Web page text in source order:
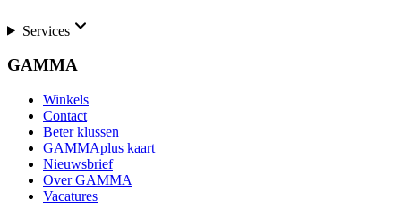
Services
GAMMA
Winkels
Contact
Beter klussen
GAMMAplus kaart
Nieuwsbrief
Over GAMMA
Vacatures